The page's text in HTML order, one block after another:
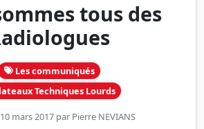
tous des
Les communiqués
Techniques Lourds
mars 2017 par Pierre NEVIANS